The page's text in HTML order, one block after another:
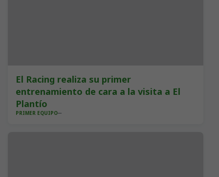
El Racing realiza su primer
entrenamiento de cara a la visita a El
Plantío
PRIMER EQUIPO